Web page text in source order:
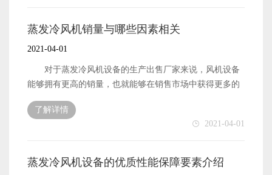
售市场中拥有比较不错的销量了。 以上便是优质的蒸
发冷风机设备能够在销售市场中拥有更高销量的主要原因
介绍。
好哪些工作呢?下面本文就来简单地介绍一下。 蒸发
产制作工作，确保厂家生产制作出来的风机设备能够拥有
良好的质量和性能。质量性能良好的产品，才能在销售市
场中获得更多用户的关注，能够有更多被用户购买的机
有关之外，还有便是与厂家为产品树立的品牌形象有关
的。产品的品牌形象越高越好，那么在销售市场中占据的
好的销量了。毕竟，用户也都是喜欢购买品牌形象良好的
风机设备的。 以上便是可以保障蒸发冷风机设备拥有
蒸发冷风机销量与哪些因素相关
2021-04-01
对于蒸发冷风机设备的生产出售厂家来说，风机设备
能够拥有更高的销量，也就能够在销售市场中获得更多的
经济收入。生产风机设备的厂家获得经济收入越高，那么
自身的发展速度也就能够越快速了。厂家的发展速度快速
了，也才能拥有后续更好的发展，以及为客户提供更优质
相关呢?下面本文就来简单地介绍一下。 蒸发冷风机
了解详情
2021-04-01
蒸发冷风机设备的优质性能保障要素介绍